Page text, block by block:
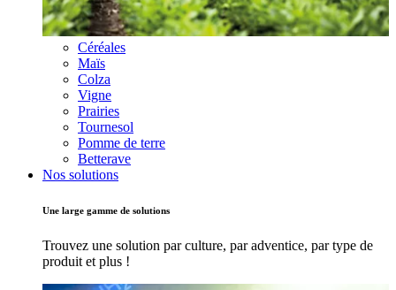
Céréales
Maïs
Colza
Vigne
Prairies
Tournesol
Pomme de terre
Betterave
Nos solutions
Une large gamme de solutions
Trouvez une solution par culture, par adventice, par type de
produit et plus !